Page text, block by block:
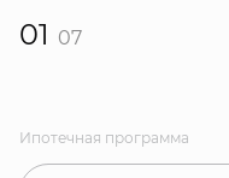
01 07
Ипотечная программа